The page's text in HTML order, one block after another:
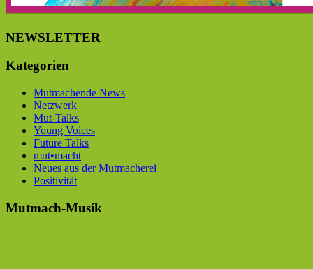
NEWSLETTER
Kategorien
Mutmachende News
Netzwerk
Mut-Talks
Young Voices
Future Talks
mut•macht
Neues aus der Mutmacherei
Positivität
Mutmach-Musik